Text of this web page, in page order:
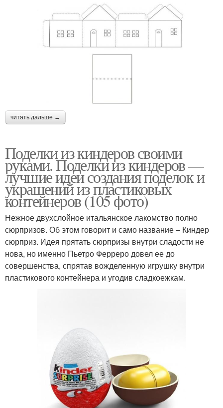
читать дальше →
Поделки из киндеров своими
руками. Поделки из киндеров —
лучшие идеи создания поделок и
украшений из пластиковых
контейнеров (105 фото)
Нежное двухслойное итальянское лакомство полно
сюрпризов. Об этом говорит и само название – Киндер
сюрприз. Идея прятать сюрпризы внутри сладости не
нова, но именно Пьетро Ферреро довел ее до
совершенства, спрятав вожделенную игрушку внутри
пластикового контейнера и угодив сладкоежкам.